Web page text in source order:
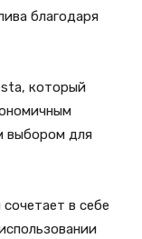
благодаря
который
выбором для
в себе